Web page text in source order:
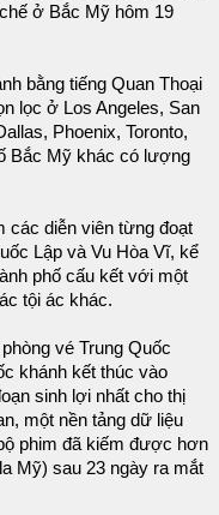
ở Bắc Mỹ hôm 19
bằng tiếng Quan Thoại
lọc ở Los Angeles, San
Phoenix, Toronto,
Bắc Mỹ khác có lượng
các diễn viên từng đoạt
Lập và Vu Hòa Vĩ, kể
phố cấu kết với một
tội ác khác.
vé Trung Quốc
khánh kết thúc vào
sinh lợi nhất cho thị
một nền tảng dữ liệu
phim đã kiếm được hơn
Mỹ) sau 23 ngày ra mắt